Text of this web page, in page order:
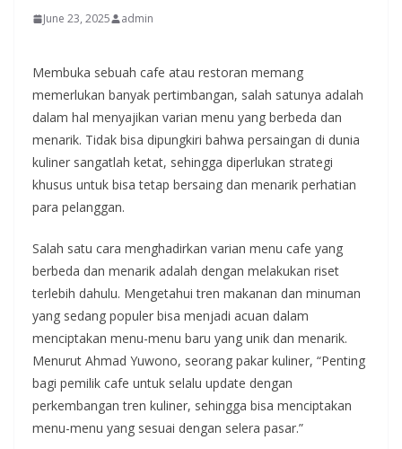
June 23, 2025 admin
Membuka sebuah cafe atau restoran memang
memerlukan banyak pertimbangan, salah satunya adalah
dalam hal menyajikan varian menu yang berbeda dan
menarik. Tidak bisa dipungkiri bahwa persaingan di dunia
kuliner sangatlah ketat, sehingga diperlukan strategi
khusus untuk bisa tetap bersaing dan menarik perhatian
para pelanggan.
Salah satu cara menghadirkan varian menu cafe yang
berbeda dan menarik adalah dengan melakukan riset
terlebih dahulu. Mengetahui tren makanan dan minuman
yang sedang populer bisa menjadi acuan dalam
menciptakan menu-menu baru yang unik dan menarik.
Menurut Ahmad Yuwono, seorang pakar kuliner, “Penting
bagi pemilik cafe untuk selalu update dengan
perkembangan tren kuliner, sehingga bisa menciptakan
menu-menu yang sesuai dengan selera pasar.”